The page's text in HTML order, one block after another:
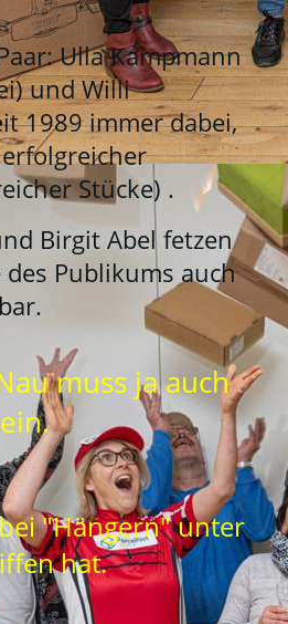
Ulla Kampmann
und Willi
1989 immer dabei,
Stücke) .
Birgit Abel fetzen
Publikums auch
muss ja auch
"Hängern" unter
hat.